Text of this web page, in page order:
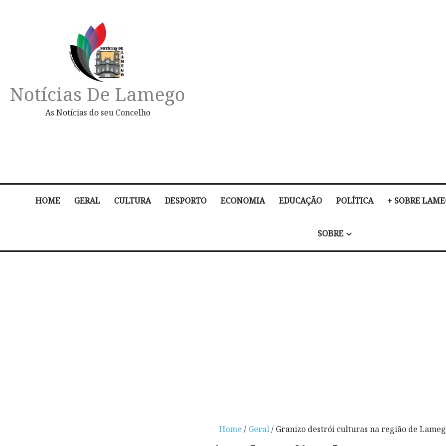
Notícias De Lamego
As Notícias do seu Concelho
HOME GERAL CULTURA DESPORTO ECONOMIA EDUCAÇÃO POLÍTICA + SOBRE
SOBRE
Home / Geral/ Granizo destrói culturas na região de